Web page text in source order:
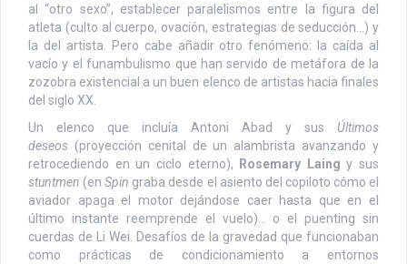
al “otro sexo”, establecer paralelismos entre la figura del
atleta (culto al cuerpo, ovación, estrategias de seducción…) y
la del artista. Pero cabe añadir otro fenómeno: la caída al
vacío y el funambulismo que han servido de metáfora de la
zozobra existencial a un buen elenco de artistas hacia finales
del siglo XX.
Un elenco que incluía Antoni Abad y sus Últimos
deseos (proyección cenital de un alambrista avanzando y
retrocediendo en un ciclo eterno), Rosemary Laing y sus
stuntmen (enSpin graba desde el asiento del copiloto cómo el
aviador apaga el motor dejándose caer hasta que en el
último instante reemprende el vuelo)… o el puenting sin
cuerdas de Li Wei. Desafíos de la gravedad que funcionaban
como prácticas de condicionamiento a entornos